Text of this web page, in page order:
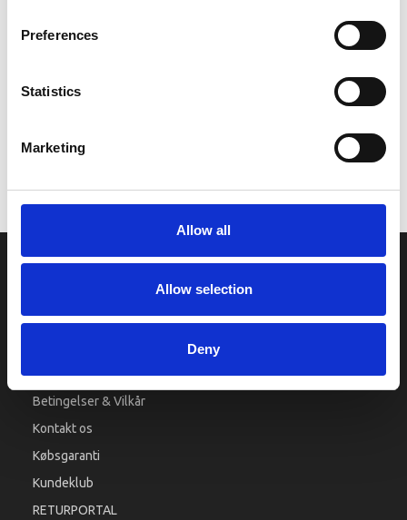
Preferences
Statistics
Marketing
Allow all
Allow selection
Deny
elektriske dele og ledninger, da disse betragtes som slid- og
sikkerhedskomponenter. Vi kan desværre ikke kontrollere, om
nr. 29 på billedet
Derfor kan der i enkelte tilfælde være produkter, som ikke kan
leveres, eller hvor prisen afviger fra det viste. Vi kontakter dig
Fortrolighed
Firma profil
Betingelser & Vilkår
Kontakt os
Købsgaranti
Kundeklub
RETURPORTAL